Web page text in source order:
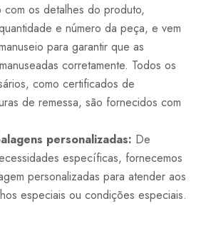
com os detalhes do produto,
e número da peça, e vem
para garantir que as
corretamente. Todos os
como certificados de
de remessa, são fornecidos com
personalizadas: De
específicas, fornecemos
personalizadas para atender aos
especiais ou condições especiais.